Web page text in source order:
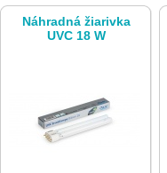
Náhradná žiarivka
UVC 18 W